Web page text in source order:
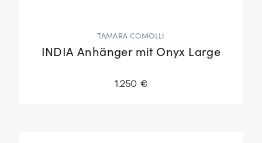
TAMARA COMOLLI
INDIA Anhänger mit Onyx Large
1.250 €